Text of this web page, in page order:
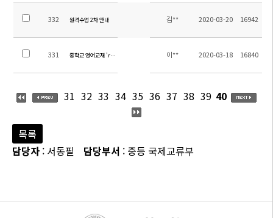
332 원격수업 2차 안내 김** 2020-03-20 16942
331 중학교 영어교재 'reading explorer' 온라인 수업 안내
이** 2020-03-18 16840
31 32 33 34 35 36 37 38 39 40
목록
담당자 : 서동필 담당부서 : 중등 국제교류부